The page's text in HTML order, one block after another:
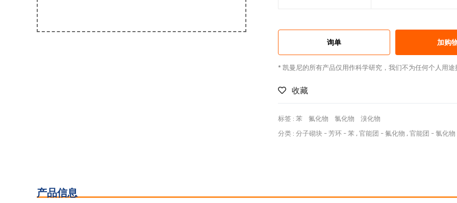
询单 加购
* 凯曼尼的所有产品仅用作科学研究，我们不为任何个人用
收藏
标签 : 苯 氟化物 氯化物
溴化物
分类 : 分子砌块- 芳环- 苯, 官能团 - 氟化物 , 官能团 - 氯化物
产品信息